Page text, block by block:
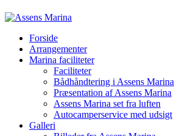
Forside
Arrangementer
Marina faciliteter
Faciliteter
Bådhåndtering i Assens Marina
Præsentation af Assens Marina
Assens Marina set fra luften
Autocamperservice med udsigt
Galleri